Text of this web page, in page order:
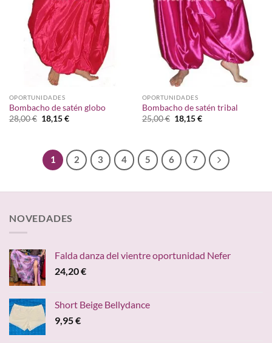
OPORTUNIDADES
Bombacho de satén globo
28,00€ El
precio
28,00 €.
18,15€El
18,15 €.
OPORTUNIDADES
Bombacho de satén tribal
25,00€ El
precio
25,00 €.
18,15€El
18,15 €.
1 2 3 4 5 6 7
NOVEDADES
Falda danza del vientre oportunidad Nefer
24,20€
Short Beige Bellydance
9,95€